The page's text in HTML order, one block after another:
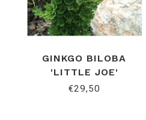
GINKGO BILOBA
'LITTLE JOE'
€29,50